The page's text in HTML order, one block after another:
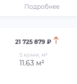
Подробнее
21 725 879 ₽
S кухни, м²
11.63 м²